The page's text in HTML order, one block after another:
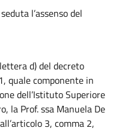
l’assenso del
d) del decreto
quale componente in
dell’Istituto Superiore
la Prof. ssa Manuela De
3, comma 2,